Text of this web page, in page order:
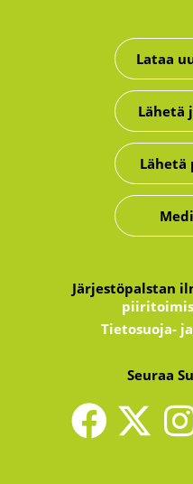
Lataa
Lähetä
Järjestöpalstan
Tietosuoja-
Seuraa